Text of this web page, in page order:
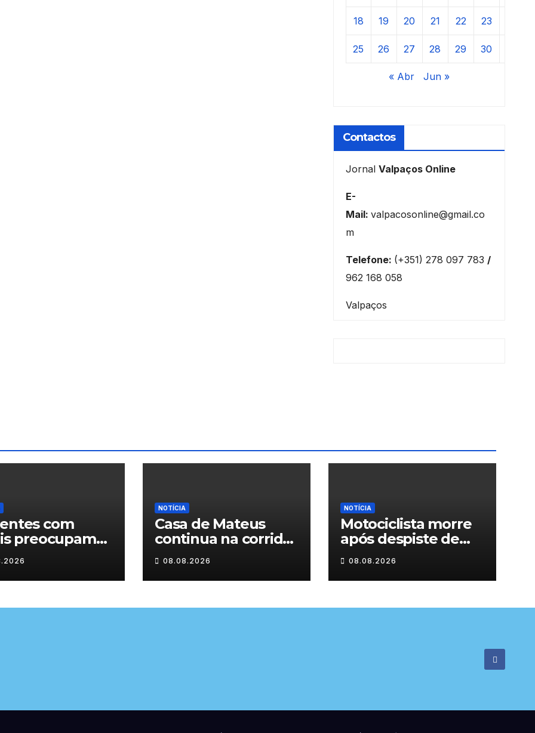
18 19 20 21 22 23
25 26 27 28 29 30
« Abr Jun »
Contactos
Jornal Valpaços Online
E-
Mail: valpacosonline@gmail.co
m
Telefone: (+351) 278 097 783 /
962 168 058
Valpaços
com
preocupam
de
os-Montes
NOTÍCIA
Casa de Mateus
continua na corrida
das Novas 7
Maravilhas de
Portugal
08.08.2026
NOTÍCIA
Motociclista morre
após despiste de
moto em Chaves
08.08.2026